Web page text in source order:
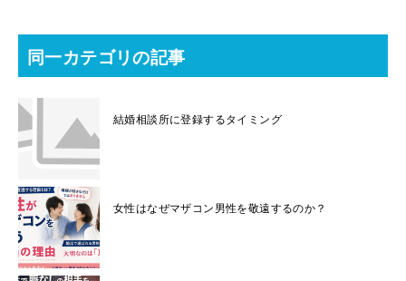
同一カテゴリの記事
結婚相談所に登録するタイミング
女性はなぜマザコン男性を敬遠するのか？